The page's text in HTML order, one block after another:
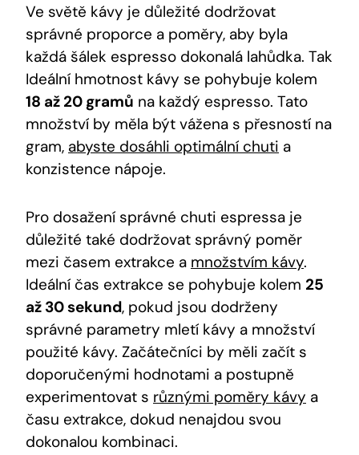
Ve ⁢světě kávy ⁤je důležité dodržovat
‍správné proporce a‌ poměry, aby ​byla
každá šálek espresso dokonalá ​lahůdka. Tak⁢
Ideální hmotnost kávy se pohybuje kolem ​
18 ⁢až 20 gramů na každý espresso. Tato
množství ⁣by⁤ měla⁢ být‌ vážena ⁤s přesností na
gram, abyste dosáhli optimální chuti a
⁢konzistence nápoje.
Pro dosažení správné chuti espressa ‌je
důležité také dodržovat správný poměr
mezi‍ časem extrakce a množstvím kávy.
‍Ideální ‌čas⁢ extrakce ‍se pohybuje kolem 25
až⁤ 30 sekund, ⁤pokud ⁢jsou dodrženy ​
správné parametry mletí ‌kávy a množství
použité kávy. Začátečníci by měli ​začít s
doporučenými hodnotami ⁤a postupně
⁤experimentovat s⁤ různými poměry kávy a
času extrakce, ‌dokud nenajdou svou⁢
dokonalou ⁣kombinaci.